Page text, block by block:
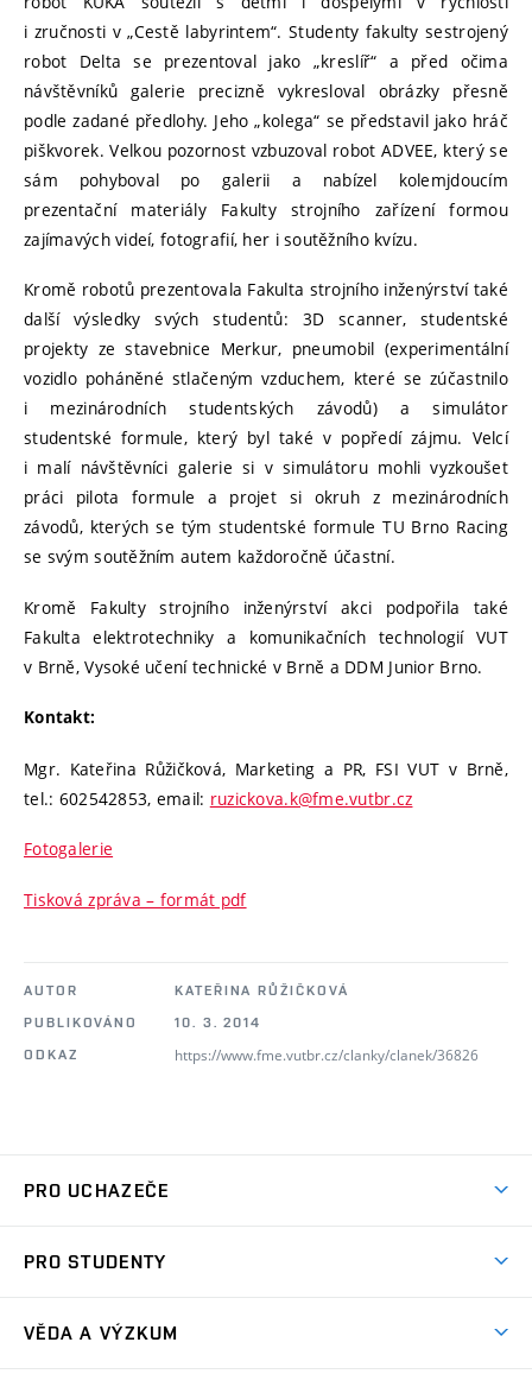
i zručnosti v „Cestě labyrintem“. Studenty fakulty sestrojený
robot Delta se prezentoval jako „kreslíř“ a před očima
návštěvníků galerie precizně vykresloval obrázky přesně
podle zadané předlohy. Jeho „kolega“ se představil jako hráč
piškvorek. Velkou pozornost vzbuzoval robot ADVEE, který se
sám pohyboval po galerii a nabízel kolemjdoucím
prezentační materiály Fakulty strojního zařízení formou
zajímavých videí, fotografií, her i soutěžního kvízu.
Kromě robotů prezentovala Fakulta strojního inženýrství také
další výsledky svých studentů: 3D scanner, studentské
projekty ze stavebnice Merkur, pneumobil (experimentální
vozidlo poháněné stlačeným vzduchem, které se zúčastnilo
i mezinárodních studentských závodů) a simulátor
studentské formule, který byl také v popředí zájmu. Velcí
i malí návštěvníci galerie si v simulátoru mohli vyzkoušet
práci pilota formule a projet si okruh z mezinárodních
závodů, kterých se tým studentské formule TU Brno Racing
se svým soutěžním autem každoročně účastní.
Kromě Fakulty strojního inženýrství akci podpořila také
Fakulta elektrotechniky a komunikačních technologií VUT
v Brně, Vysoké učení technické v Brně a DDM Junior Brno.
Kontakt:
Mgr. Kateřina Růžičková, Marketing a PR, FSI VUT v Brně,
tel.: 602542853, email: ruzickova.k@fme.vutbr.cz
Fotogalerie
Tisková zpráva – formát pdf
AUTOR
KATEŘINA RŮŽIČKOVÁ
PUBLIKOVÁNO
10. 3. 2014
ODKAZ
https://www.fme.vutbr.cz/clanky/clanek/36826
PRO UCHAZEČE
Ambasadoři studia
PRO STUDENTY
VĚDA A VÝZKUM